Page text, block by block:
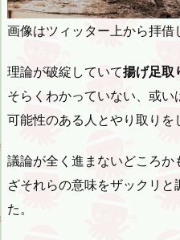
画像はツィッター上から拝借
理論が破綻していて揚げ足取
そらくわかっていない、或
可能性のある人とやり取りを
議論が全く進まないどころ
ざそれらの意味をザックリ
た。